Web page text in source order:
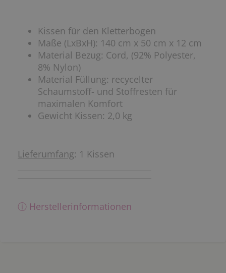
Kissen für den Kletterbogen
Maße (LxBxH): 140 cm x 50 cm x 12 cm
Material Bezug: Cord, (92% Polyester,
8% Nylon)
Material Füllung: recycelter
Schaumstoff- und Stoffresten für
maximalen Komfort
Gewicht Kissen: 2,0 kg
Lieferumfang: 1 Kissen
ⓘ Herstellerinformationen